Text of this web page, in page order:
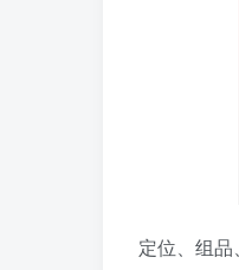
定位、组